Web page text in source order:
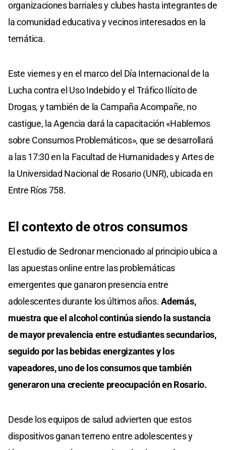
organizaciones barriales y clubes hasta integrantes de
la comunidad educativa y vecinos interesados en la
temática.
Este viernes y en el marco del Día Internacional de la
Lucha contra el Uso Indebido y el Tráfico Ilícito de
Drogas, y también de la Campaña Acompañe, no
castigue, la Agencia dará la capacitación «Hablemos
sobre Consumos Problemáticos», que se desarrollará
a las 17:30 en la Facultad de Humanidades y Artes de
la Universidad Nacional de Rosario (UNR), ubicada en
Entre Ríos 758.
El contexto de otros consumos
El estudio de Sedronar mencionado al principio ubica a
las apuestas online entre las problemáticas
emergentes que ganaron presencia entre
adolescentes durante los últimos años.Además,
muestra que el alcohol continúa siendo la sustancia
de mayor prevalencia entre estudiantes secundarios,
seguido por las bebidas energizantes y los
vapeadores, uno de los consumos que también
generaron una creciente preocupación en Rosario.
Desde los equipos de salud advierten que estos
dispositivos ganan terreno entre adolescentes y